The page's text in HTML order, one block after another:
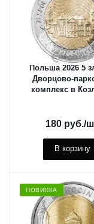
Польша 2026 5
Дворцово-
комплекс в
180 руб./
В корзину
НОВИНКА